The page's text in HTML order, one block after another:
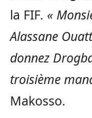
la FIF. «
Alassane
donnez
troisième
Makosso.